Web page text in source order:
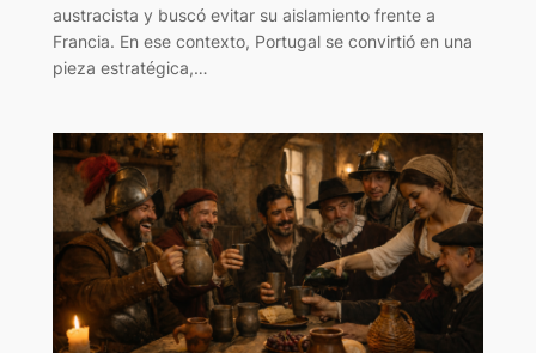
austracista y buscó evitar su aislamiento frente a
Francia. En ese contexto, Portugal se convirtió en una
pieza estratégica,…